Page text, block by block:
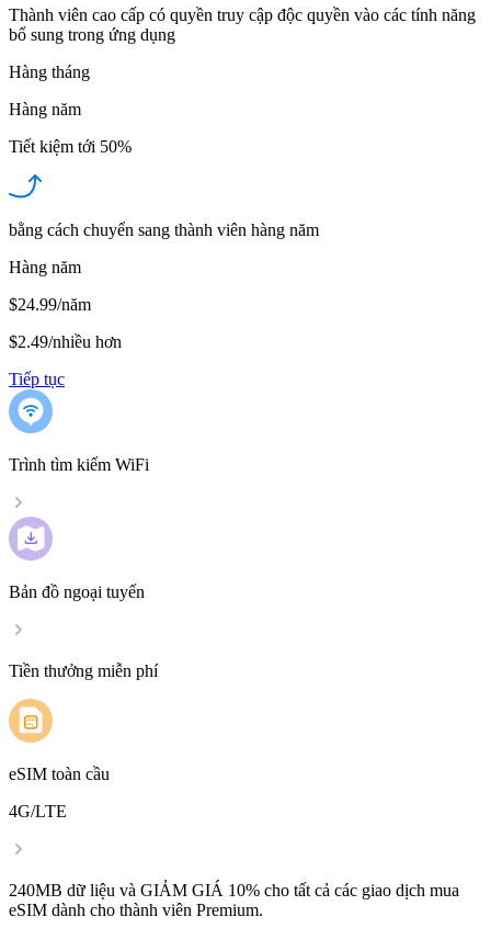
Thành viên cao cấp có quyền truy cập độc quyền vào các tính năng
bổ sung trong ứng dụng
Hàng tháng
Hàng năm
Tiết kiệm tới 50%
bằng cách chuyển sang thành viên hàng năm
Hàng năm
$24.99/năm
$2.49/nhiều hơn
Tiếp tục
Trình tìm kiếm WiFi
Bản đồ ngoại tuyến
Tiền thưởng miễn phí
eSIM toàn cầu
4G/LTE
240MB dữ liệu và GIẢM GIÁ 10% cho tất cả các giao dịch mua
eSIM dành cho thành viên Premium.